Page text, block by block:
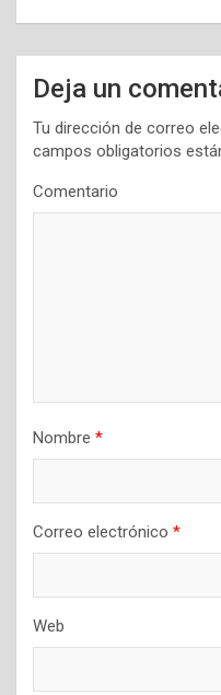
c
i
Deja un
Tu dirección de correo
campos obligatorios
Comentario
Nombre *
Correo electrónico *
Web